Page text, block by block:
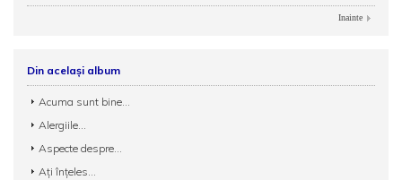
Inainte
Din același album
Acuma sunt bine...
Alergiile...
Aspecte despre...
Ați înțeles...